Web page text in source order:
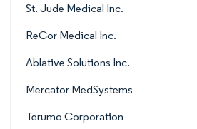
St. Jude Medical Inc.
ReCor Medical Inc.
Ablative Solutions Inc.
Mercator MedSystems
Terumo Corporation